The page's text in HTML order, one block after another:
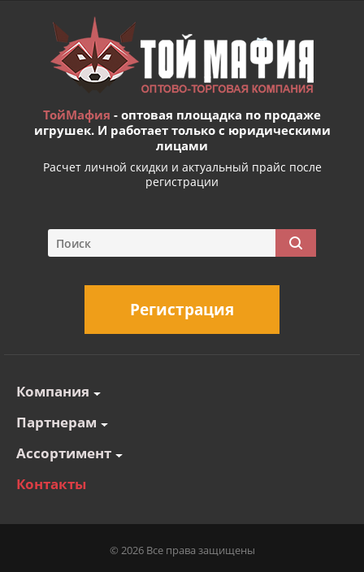
ТойМафия - оптовая площадка по продаже
игрушек. И работает только с юридическими
лицами
Расчет личной скидки и актуальный прайс после
регистрации
Регистрация
Компания
Партнерам
Ассортимент
Контакты
© 2026 Все права защищены